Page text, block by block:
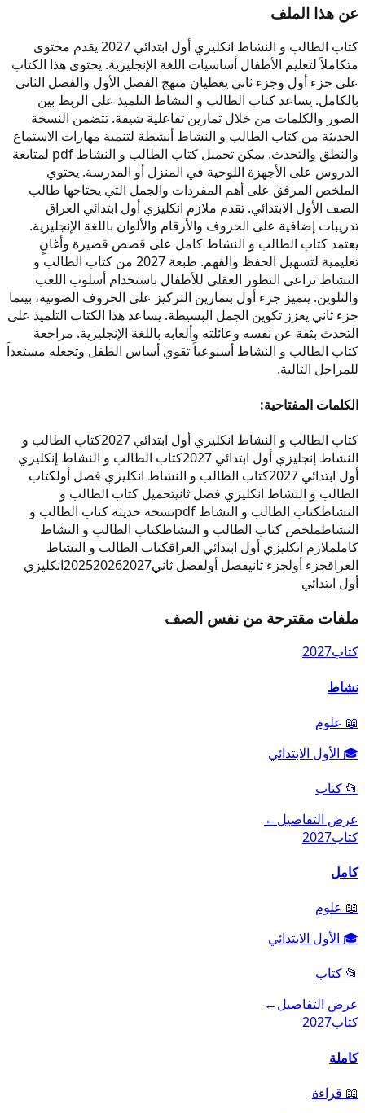
عن هذا الملف
كتاب الطالب و النشاط انكليزي أول ابتدائي 2027 يقدم محتوى
متكاملاً لتعليم الأطفال أساسيات اللغة الإنجليزية. يحتوي هذا الكتاب
على جزء أول وجزء ثاني يغطيان منهج الفصل الأول والفصل الثاني
بالكامل. يساعد كتاب الطالب و النشاط التلميذ على الربط بين
الصور والكلمات من خلال تمارين تفاعلية شيقة. تتضمن النسخة
الحديثة من كتاب الطالب و النشاط أنشطة لتنمية مهارات الاستماع
والنطق والتحدث. يمكن تحميل كتاب الطالب و النشاط pdf لمتابعة
الدروس على الأجهزة اللوحية في المنزل أو المدرسة. يحتوي
الملخص المرفق على أهم المفردات والجمل التي يحتاجها طالب
الصف الأول الابتدائي. تقدم ملازم انكليزي أول ابتدائي العراق
تدريبات إضافية على الحروف والأرقام والألوان باللغة الإنجليزية.
يعتمد كتاب الطالب و النشاط كامل على قصص قصيرة وأغانٍ
تعليمية لتسهيل الحفظ والفهم. طبعة 2027 من كتاب الطالب و
النشاط تراعي التطور العقلي للأطفال باستخدام أسلوب اللعب
والتلوين. يتميز جزء أول بتمارين التركيز على الحروف الصوتية، بينما
جزء ثاني يعزز تكوين الجمل البسيطة. يساعد هذا الكتاب التلميذ على
التحدث بثقة عن نفسه وعائلته وألعابه باللغة الإنجليزية. مراجعة
كتاب الطالب و النشاط أسبوعياً تقوي أساس الطفل وتجعله مستعداً
للمراحل التالية.
الكلمات المفتاحية:
كتاب الطالب و النشاط انكليزي أول ابتدائي 2027
كتاب الطالب و
النشاط إنجليزي أول ابتدائي 2027
كتاب الطالب و النشاط إنكليزي
أول ابتدائي 2027
كتاب الطالب و النشاط انكليزي فصل أولكتاب
الطالب و النشاط انكليزي فصل ثانيتحميل كتاب الطالب و
النشاطكتاب الطالب و النشاط pdf
نسخة حديثة كتاب الطالب و
النشاطملخص كتاب الطالب و النشاطكتاب الطالب و النشاط
كاململازم انكليزي أول ابتدائي العراقكتاب الطالب و النشاط
العراقجزء أولجزء ثانيفصل أولفصل ثاني 202520262027
انكليزي
أول ابتدائي
ملفات مقترحة من نفس الصف
كتاب2027
نشاط
📖 علوم
🎓 الأول الابتدائي
📂 كتاب
عرض التفاصيل←
كتاب2027
كامل
📖 علوم
🎓 الأول الابتدائي
📂 كتاب
عرض التفاصيل←
كتاب2027
كاملة
📖 قراءة